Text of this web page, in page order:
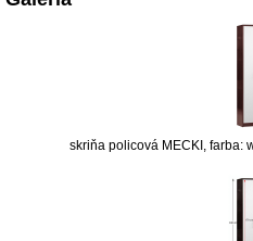
skriňa policová MECKI, farba: